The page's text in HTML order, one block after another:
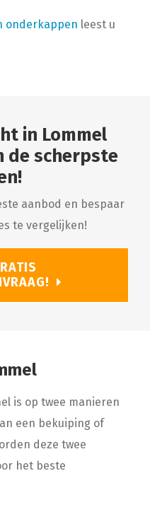
onderkappen leest u
in Lommel
de scherpste
aanbod en bespaar
te vergelijken!
is op twee manieren
een bekuiping of
deze twee
het beste